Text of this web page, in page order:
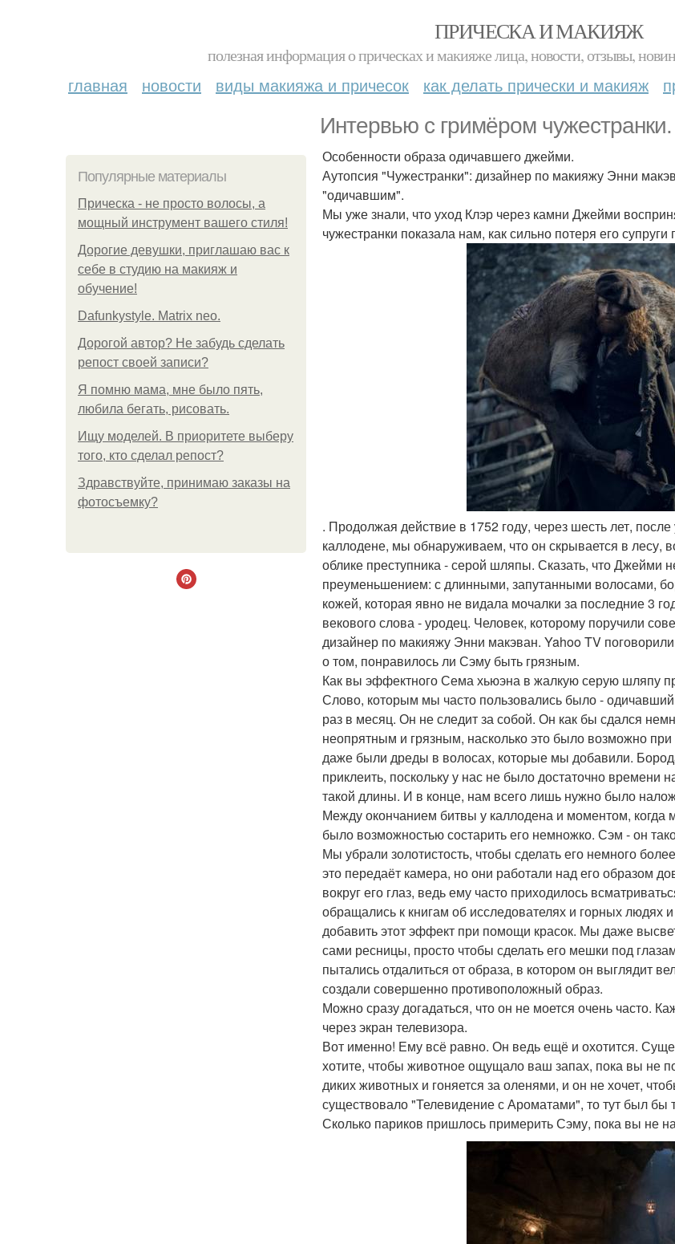
ПРИЧЕСКА И МАКИЯЖ
полезная информация о прическах и макияже лица, новости, отзывы,
главная новости виды макияжа и причесок как делать прически и макияж
Интервью с гримёром чужестранки.
Популярные материалы
Прическа - не просто волосы, а
мощный инструмент вашего стиля!
Дорогие девушки, приглашаю вас к
себе в студию на макияж и
обучение!
Dafunkystyle. Matrix neo.
Дорогой автор? Не забудь сделать
репост своей записи?
Я помню мама, мне было пять,
любила бегать, рисовать.
Ищу моделей. В приоритете выберу
того, кто сделал репост?
Здравствуйте, принимаю заказы на
фотосъемку?
Особенности образа одичавшего джейми.
Аутопсия "Чужестранки": дизайнер по макияжу Энни
"одичавшим".
Мы уже знали, что уход Клэр через камни Джейми
чужестранки показала нам, как сильно потеря его
. Продолжая действие в 1752 году, через шесть лет,
каллодене, мы обнаруживаем, что он скрывается в лесу,
облике преступника - серой шляпы. Сказать, что
преуменьшением: с длинными, запутанными волосами,
кожей, которая явно не видала мочалки за последние 3
векового слова - уродец. Человек, которому поручили
дизайнер по макияжу Энни макэван. Yahoo TV
о том, понравилось ли Сэму быть грязным.
Как вы эффектного Сема хьюэна в жалкую серую шляпу
Слово, которым мы часто пользовались было -
раз в месяц. Он не следит за собой. Он как бы сдался
неопрятным и грязным, насколько это было возможно
даже были дреды в волосах, которые мы добавили.
приклеить, поскольку у нас не было достаточно
такой длины. И в конце, нам всего лишь нужно было
Между окончанием битвы у каллодена и моментом, когда
было возможностью состарить его немножко. Сэм - он
Мы убрали золотистость, чтобы сделать его немного
это передаёт камера, но они работали над его образом
вокруг его глаз, ведь ему часто приходилось
обращались к книгам об исследователях и горных людях
добавить этот эффект при помощи красок. Мы даже
сами ресницы, просто чтобы сделать его мешки под
пытались отдалиться от образа, в котором он выглядит
создали совершенно противоположный образ.
Можно сразу догадаться, что он не моется очень часто.
через экран телевизора.
Вот именно! Ему всё равно. Он ведь ещё и охотится.
хотите, чтобы животное ощущало ваш запах, пока вы не
диких животных и гоняется за оленями, и он не хочет,
существовало "Телевидение с Ароматами", то тут был бы
Сколько париков пришлось примерить Сэму, пока вы не